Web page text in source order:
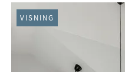
VISNING